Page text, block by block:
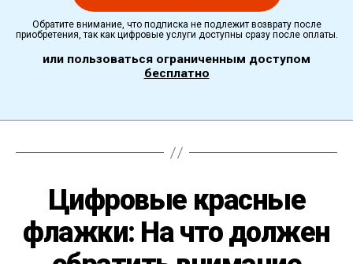
Обратите внимание, что подписка не подлежит возврату после
приобретения, так как цифровые услуги доступны сразу после оплаты.
или пользоваться ограниченным доступом
бесплатно
Цифровые красные
флажки: На что должен